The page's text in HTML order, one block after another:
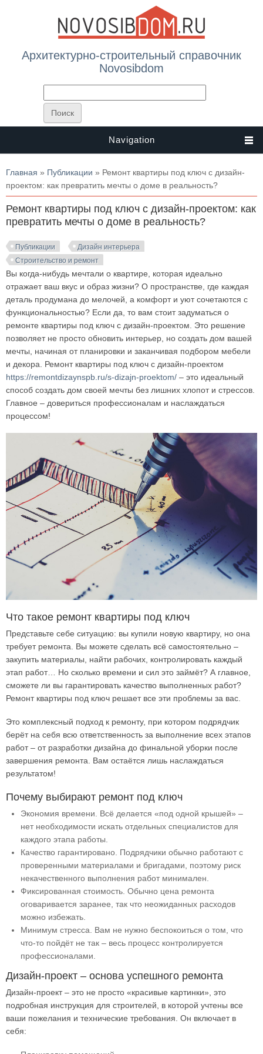
Архитектурно-строительный справочник
Novosibdom
Navigation
Вы здесь
Главная » Публикации » Ремонт квартиры под ключ с дизайн-
проектом: как превратить мечты о доме в реальность?
Ремонт квартиры под ключ с дизайн-проектом: как
превратить мечты о доме в реальность?
Публикации
Дизайн интерьера
Строительство и ремонт
Вы когда-нибудь мечтали о квартире, которая идеально
отражает ваш вкус и образ жизни? О пространстве, где каждая
деталь продумана до мелочей, а комфорт и уют сочетаются с
функциональностью? Если да, то вам стоит задуматься о
ремонте квартиры под ключ с дизайн-проектом. Это решение
позволяет не просто обновить интерьер, но создать дом вашей
мечты, начиная от планировки и заканчивая подбором мебели
и декора. Ремонт квартиры под ключ с дизайн-проектом
https://remontdizaynspb.ru/s-dizajn-proektom/ – это идеальный
способ создать дом своей мечты без лишних хлопот и стрессов.
Главное – довериться профессионалам и наслаждаться
процессом!
Что такое ремонт квартиры под ключ
Представьте себе ситуацию: вы купили новую квартиру, но она
требует ремонта. Вы можете сделать всё самостоятельно –
закупить материалы, найти рабочих, контролировать каждый
этап работ… Но сколько времени и сил это займёт? А главное,
сможете ли вы гарантировать качество выполненных работ?
Ремонт квартиры под ключ решает все эти проблемы за вас.
Это комплексный подход к ремонту, при котором подрядчик
берёт на себя всю ответственность за выполнение всех этапов
работ – от разработки дизайна до финальной уборки после
завершения ремонта. Вам остаётся лишь наслаждаться
результатом!
Почему выбирают ремонт под ключ
Экономия времени. Всё делается «под одной крышей» –
нет необходимости искать отдельных специалистов для
каждого этапа работы.
Качество гарантировано. Подрядчики обычно работают с
проверенными материалами и бригадами, поэтому риск
некачественного выполнения работ минимален.
Фиксированная стоимость. Обычно цена ремонта
оговаривается заранее, так что неожиданных расходов
можно избежать.
Минимум стресса. Вам не нужно беспокоиться о том, что
что-то пойдёт не так – весь процесс контролируется
профессионалами.
Дизайн-проект – основа успешного ремонта
Дизайн-проект – это не просто «красивые картинки», это
подробная инструкция для строителей, в которой учтены все
ваши пожелания и технические требования. Он включает в
себя: